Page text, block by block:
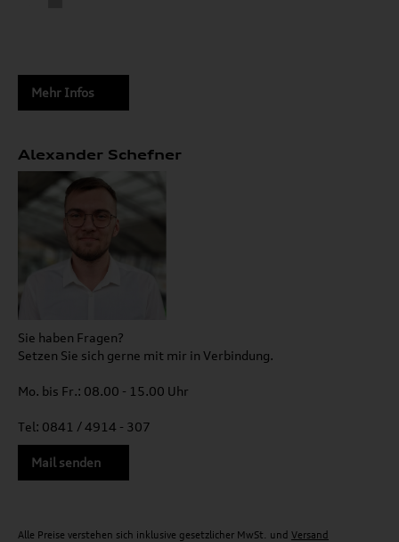
Mehr Infos
Alexander Schefner
Sie haben Fragen?
Setzen Sie sich gerne mit mir in Verbindung.
Mo. bis Fr.: 08.00 - 15.00 Uhr
Tel: 0841 / 4914 - 307
Mail senden
Alle Preise verstehen sich inklusive gesetzlicher MwSt. und Versand